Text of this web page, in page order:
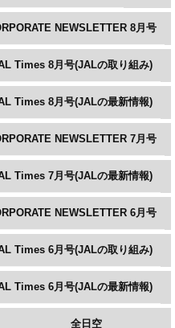
NEWSLETTER 8月号
Times 8月号(JALの取り組み)
Times 8月号(JALの最新情報)
NEWSLETTER 7月号
Times 7月号(JALの最新情報)
NEWSLETTER 6月号
Times 6月号(JALの取り組み)
Times 6月号(JALの最新情報)
全日空